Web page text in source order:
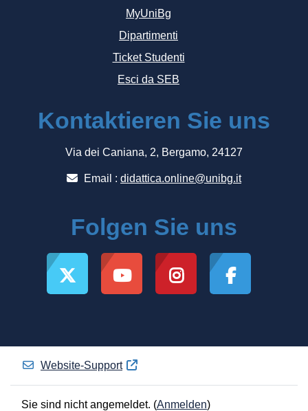
MyUniBg
Dipartimenti
Ticket Studenti
Esci da SEB
Kontaktieren Sie uns
Via dei Caniana, 2, Bergamo, 24127
Email : didattica.online@unibg.it
Folgen Sie uns
Website-Support
Sie sind nicht angemeldet. (Anmelden)